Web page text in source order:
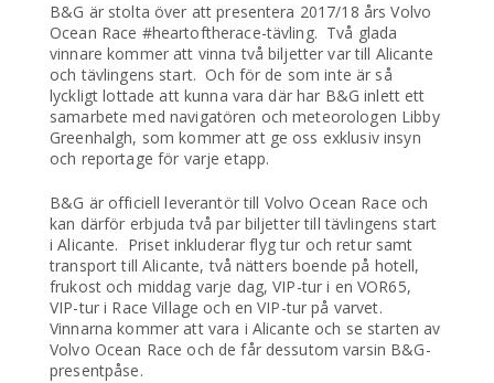
B&G är stolta över att presentera 2017/18 års Volvo
Ocean Race #heartoftherace-tävling. Två glada
vinnare kommer att vinna två biljetter var till Alicante
och tävlingens start. Och för de som inte är så
lyckligt lottade att kunna vara där har B&G inlett ett
samarbete med navigatören och meteorologen Libby
Greenhalgh, som kommer att ge oss exklusiv insyn
och reportage för varje etapp.
B&G är officiell leverantör till Volvo Ocean Race och
kan därför erbjuda två par biljetter till tävlingens start
i Alicante. Priset inkluderar flyg tur och retur samt
transport till Alicante, två nätters boende på hotell,
frukost och middag varje dag, VIP-tur i en VOR65,
VIP-tur i Race Village och en VIP-tur på varvet.
Vinnarna kommer att vara i Alicante och se starten av
Volvo Ocean Race och de får dessutom varsin B&G-
presentpåse.